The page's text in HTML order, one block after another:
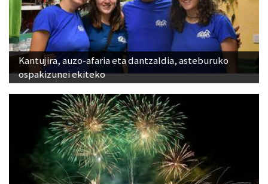
Kantujira, auzo-afaria eta dantzaldia, asteburuko
ospakizunei ekiteko